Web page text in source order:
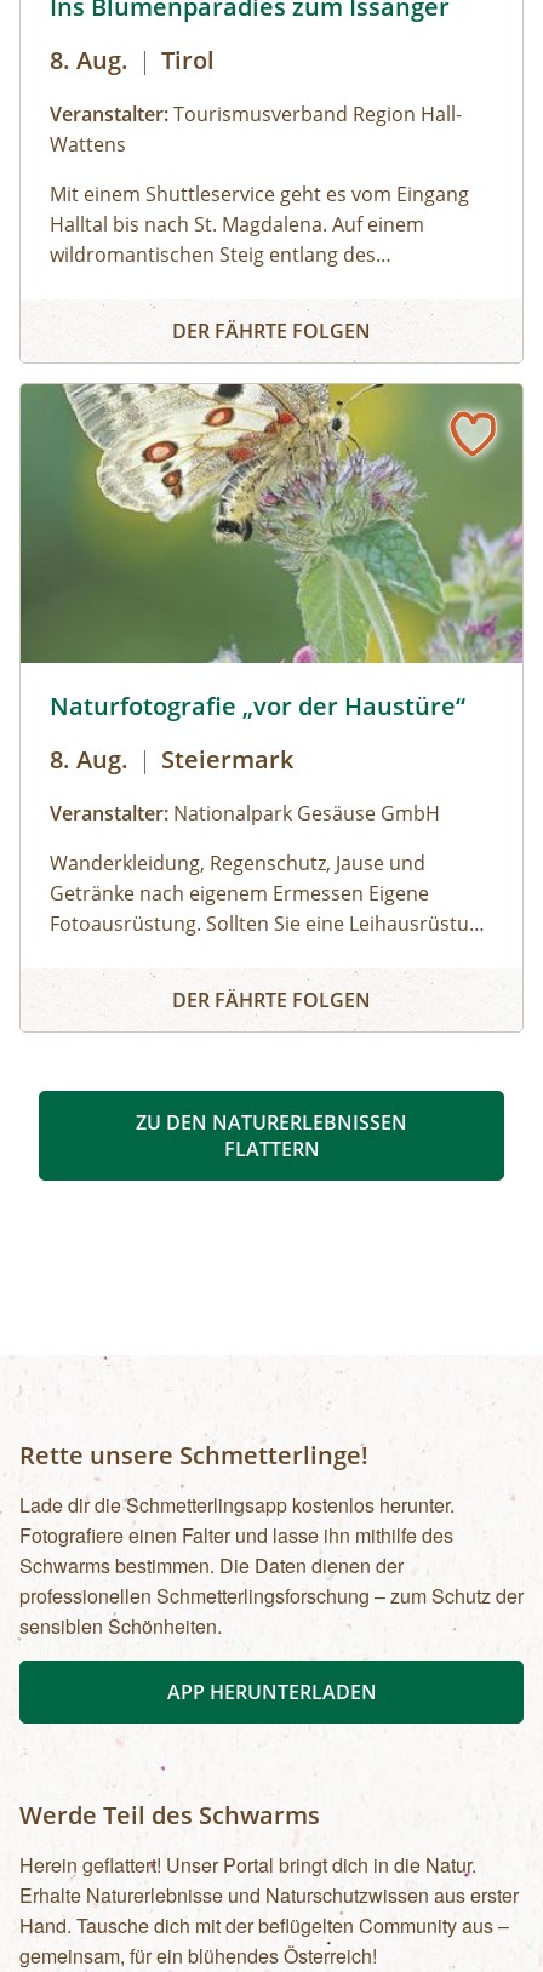
Außerdem bekommst du Begleitmaterialien und
Videoaufnahmen mit nach Hause.
Ins Blumenparadies zum Issanger
8. Aug. | Tirol
Veranstalter:Tourismusverband Region Hall-
Wattens
Mit einem Shuttleservice geht es vom Eingang
Halltal bis nach St. Magdalena. Auf einem
wildromantischen Steig entlang des
welcher für seine Pflanzenvielfalt bekannt ist.
Ausgerüstet mit Swarovski Ferngläsern lassen
Steinadler beobachten!
Ins Blumenparadies zum Issanger
DER FÄHRTE FOLGEN
Naturfotografie „vor der Haustüre“
8. Aug. | Steiermark
Veranstalter: Nationalpark Gesäuse GmbH
Wanderkleidung, Regenschutz, Jause und
Getränke nach eigenem Ermessen Eigene
Fotoausrüstung. Sollten Sie eine Leihausrüstung
den Veranstalter.€ 95,00 pro Teilnehmer:inMan
benötigt keine teuren Fernreisen, um
den „Kölblwirt“ in Johnsbach sind alle Zutaten
augenscheinlich, wie technisch perfekte Fotos
durch das gezielte Zusammenspiel von Bildidee,
Gestaltung und Kameratechnik entstehen!
Öffentliche Verkehrsmittel
Naturfotografie „vor der Haustüre“
DER FÄHRTE FOLGEN
ZU DEN NATURERLEBNISSEN
FLATTERN
Rette unsere Schmetterlinge!
Lade dir die Schmetterlingsapp kostenlos herunter.
Fotografiere einen Falter und lasse ihn mithilfe des
Schwarms bestimmen. Die Daten dienen der
professionellen Schmetterlingsforschung – zum Schutz der
sensiblen Schönheiten.
APP HERUNTERLADEN
Werde Teil des Schwarms
Herein geflattert! Unser Portal bringt dich in die Natur.
Erhalte Naturerlebnisse und Naturschutzwissen aus erster
Hand. Tausche dich mit der beflügelten Community aus –
gemeinsam, für ein blühendes Österreich!